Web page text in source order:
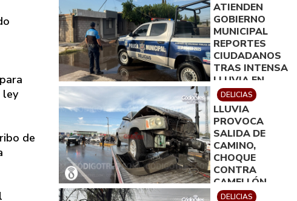
ley
de
ATIENDEN
GOBIERNO
MUNICIPAL
REPORTES
CIUDADANOS
TRAS INTENSA
LLUVIA EN
DELICIAS
DELICIAS
LLUVIA
PROVOCA
SALIDA DE
CAMINO,
CHOQUE
CONTRA
CAMELLÓN,
DERRIBO DE
DELICIAS